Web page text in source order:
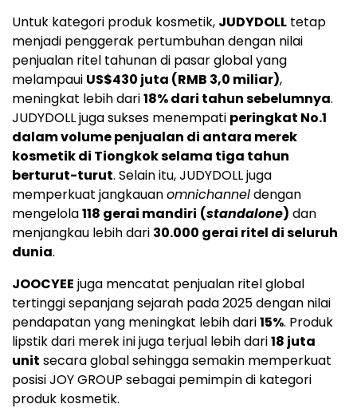
Untuk kategori produk kosmetik, JUDYDOLL tetap
menjadi penggerak pertumbuhan dengan nilai
penjualan ritel tahunan di pasar global yang
melampaui US$430 juta (RMB 3,0 miliar),
meningkat lebih dari18% dari tahun sebelumnya.
JUDYDOLL juga sukses menempati peringkat No.1
dalam volume penjualan di antara merek
kosmetik di Tiongkok selama tiga tahun
berturut-turut. Selain itu, JUDYDOLL juga
memperkuat jangkauanomnichanneldengan
mengelola118 gerai mandiri (standalone) dan
menjangkau lebih dari 30.000 gerai ritel di seluruh
dunia.
JOOCYEE juga mencatat penjualan ritel global
tertinggi sepanjang sejarah pada 2025 dengan nilai
pendapatan yang meningkat lebih dari15%. Produk
lipstik dari merek ini juga terjual lebih dari18 juta
unit secara global sehingga semakin memperkuat
posisi JOY GROUP sebagai pemimpin di kategori
produk kosmetik.